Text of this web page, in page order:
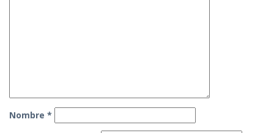
Nombre *